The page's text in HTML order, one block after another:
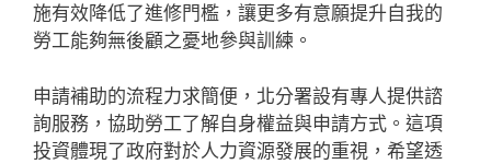
施有效降低了進修門檻，讓更多有意願提升自我的
勞工能夠無後顧之憂地參與訓練。
申請補助的流程力求簡便，北分署設有專人提供諮
詢服務，協助勞工了解自身權益與申請方式。這項
投資體現了政府對於人力資源發展的重視，希望透